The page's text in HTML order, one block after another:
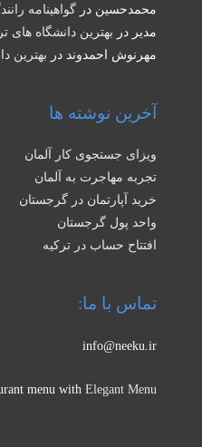
محمدحسین در گواهینامه
مدیر در بهترین دانشگاه های
مهرنوش احمدوند در بهترین
آخرین نوشته ها
ویزای جستجوی کار آلمان
تجربه مهاجرت به آلمان
خرید آپارتمان در گرجستان
واحد پول گرجستان
افتتاح حساب در ترکیه
تماس با ما:
info@neeku.ir
menu with Elegant Menu